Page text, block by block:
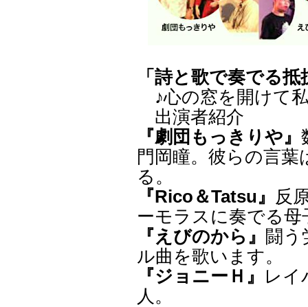
「詩と歌で奏でる
♪心の窓を開けて
出演者紹介
『劇団もっきりや』
門岡瞳。彼らの言
る。
『Rico＆Tatsu』 反
ーモラスに奏でる母
『えびのから』 闘う
ル曲を歌います。
『ジョニーＨ』
レイ
人。